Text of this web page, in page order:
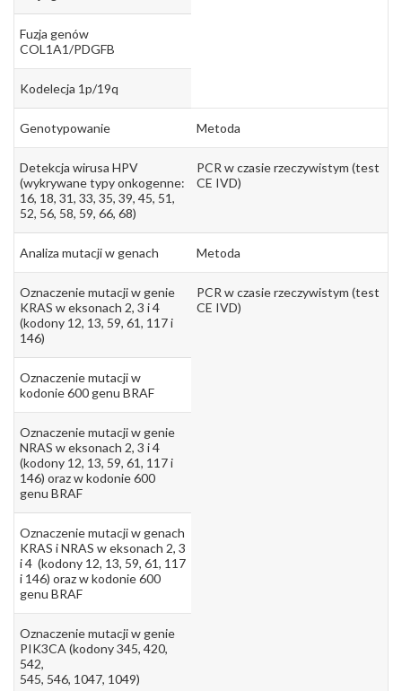
Fuzja genów
COL1A1/PDGFB
Kodelecja 1p/19q
Genotypowanie Metoda
Detekcja wirusa HPV
(wykrywane typy onkogenne:
16, 18, 31, 33, 35, 39, 45, 51,
52, 56, 58, 59, 66, 68)
PCR w czasie rzeczywistym (test
CE IVD)
Analiza mutacji w genach Metoda
Oznaczenie mutacji w genie
KRAS w eksonach 2, 3 i 4
(kodony 12, 13, 59, 61, 117 i
146)
PCR w czasie rzeczywistym (test
CE IVD)
Oznaczenie mutacji w
kodonie 600 genu BRAF
Oznaczenie mutacji w genie
NRAS w eksonach 2, 3 i 4
(kodony 12, 13, 59, 61, 117 i
146) oraz w kodonie 600
genu BRAF
Oznaczenie mutacji w genach
KRAS i NRAS w eksonach 2, 3
i 4 (kodony 12, 13, 59, 61, 117
i 146) oraz w kodonie 600
genu BRAF
Oznaczenie mutacji w genie
PIK3CA (kodony 345, 420,
542,
545, 546, 1047, 1049)